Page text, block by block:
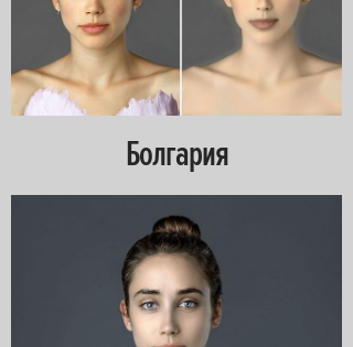
Болгария